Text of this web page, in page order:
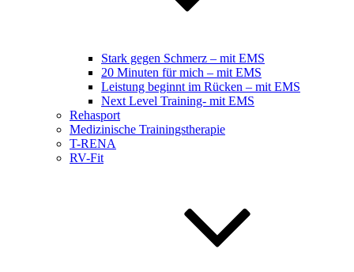
Stark gegen Schmerz – mit EMS
20 Minuten für mich – mit EMS
Leistung beginnt im Rücken – mit EMS
Next Level Training- mit EMS
Rehasport
Medizinische Trainingstherapie
T-RENA
RV-Fit